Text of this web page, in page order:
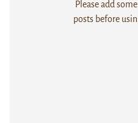
Please add
posts before